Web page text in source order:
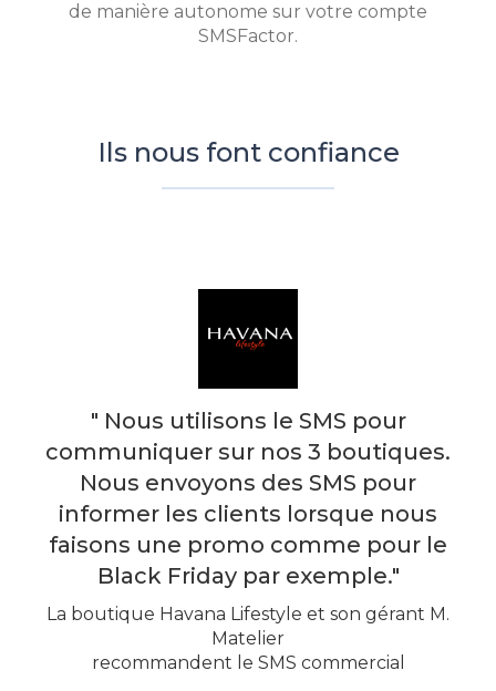
de manière autonome sur votre compte
SMSFactor.
Ils nous font confiance
" Nous utilisons le SMS pour
communiquer sur nos 3 boutiques.
Nous envoyons des SMS pour
informer les clients lorsque nous
faisons une promo comme pour le
Black Friday par exemple."
La boutique Havana Lifestyle et son gérant M.
Matelier
recommandent le SMS commercial